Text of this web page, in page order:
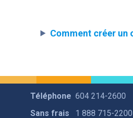
Comment créer un
Téléphone 604 214-2600
Sans frais
1 888 715-2200